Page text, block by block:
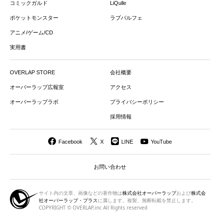
コミックガルド
ポケットモンスター
アニメ/ゲーム/CD
実用書
LiQulle
ラブパルフェ
OVERLAP STORE
オーバーラップ広報室
オーバーラップラボ
会社概要
アクセス
プライバシーポリシー
採用情報
Facebook X LINE YouTube
お問い合わせ
サイト内の文章、画像などの著作物は株式会社オーバーラップおよび株式会
社オーバーラップ・プラス に属します。複製、無断転載を禁止します。
COPYRIGHT © OVERLAP,inc All Rights reserved